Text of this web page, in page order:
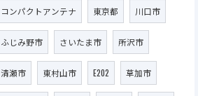
コンパクトアンテナ 東京都 川口市
ふじみ野市 さいたま市 所沢市
清瀬市 東村山市 E202 草加市